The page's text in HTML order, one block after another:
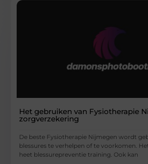
Het gebruiken van Fysiotherapie
zorgverzekering
De beste Fysiotherapie Nijmegen wordt
blessures te verhelpen of te voorkomen.
heet blessurepreventie training. Ook kan